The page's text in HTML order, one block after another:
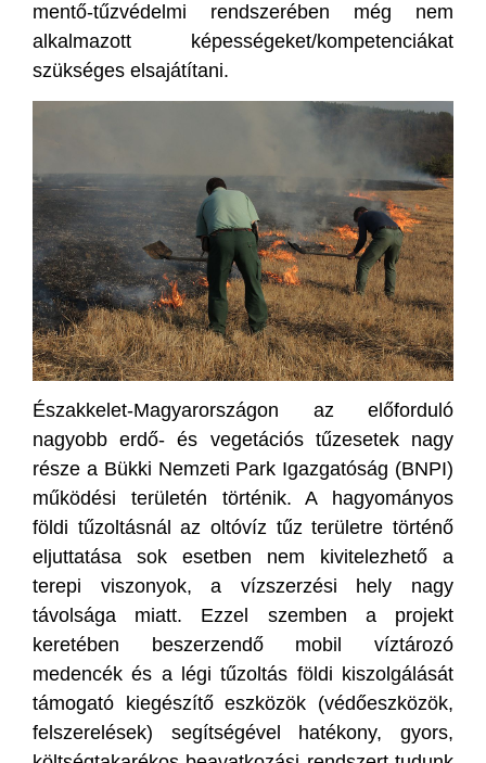
mentő-tűzvédelmi rendszerében még nem
alkalmazott képességeket/kompetenciákat
szükséges elsajátítani.
Északkelet-Magyarországon az előforduló
nagyobb erdő- és vegetációs tűzesetek nagy
része a Bükki Nemzeti Park Igazgatóság (BNPI)
működési területén történik. A hagyományos
földi tűzoltásnál az oltóvíz tűz területre történő
eljuttatása sok esetben nem kivitelezhető a
terepi viszonyok, a vízszerzési hely nagy
távolsága miatt. Ezzel szemben a projekt
keretében beszerzendő mobil víztározó
medencék és a légi tűzoltás földi kiszolgálását
támogató kiegészítő eszközök (védőeszközök,
felszerelések) segítségével hatékony, gyors,